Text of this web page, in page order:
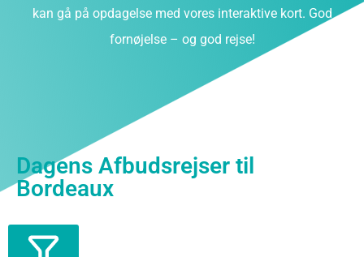
kan gå på opdagelse med vores interaktive kort. God
fornøjelse – og god rejse!
Dagens Afbudsrejser til
Bordeaux